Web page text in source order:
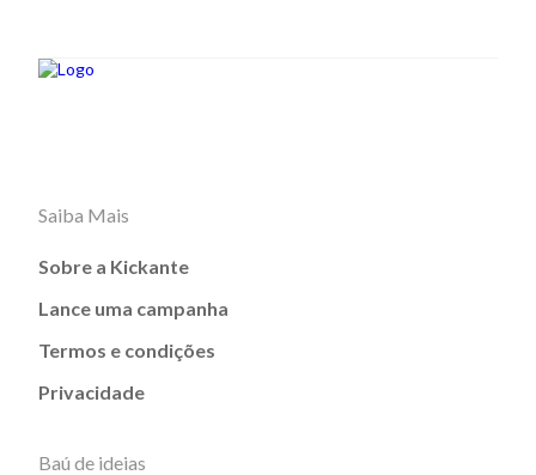
Saiba Mais
Sobre a Kickante
Lance uma campanha
Termos e condições
Privacidade
Baú de ideias